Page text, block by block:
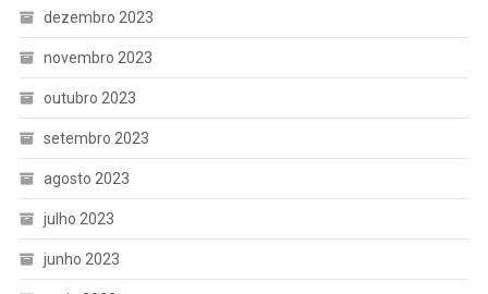
dezembro 2023
novembro 2023
outubro 2023
setembro 2023
agosto 2023
julho 2023
junho 2023